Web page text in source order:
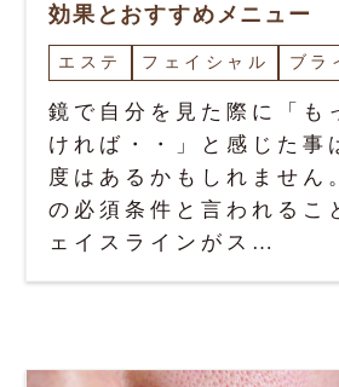
効果とおすすめメニュー
エステ フェイシャル ブラ
鏡で自分を見た際に「も
ければ・・」と感じた事
度はあるかもしれません
の必須条件と言われるこ
ェイスラインがス…